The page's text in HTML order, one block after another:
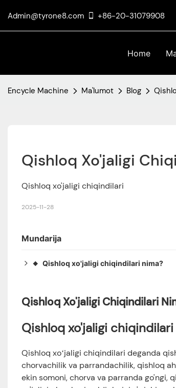
Admin@tyrone8.com +86-20-31079908
Home
Encycle Machine Ma'lumot Blog
Qishloq Xo'jaligi
Qishloq xo'jaligi chiqindilari
2025-11-28
Mundarija
◆ Qishloq xo'jaligi chiqindilari nima?
◆ Qishloq xo'jaligi chiqindilarining
Qishloq xo'jaligi chiqindilaridan
Qishloq xo'jaligi chiqindilarining
Ekin somonidan innovatsion
◆ Ko'p mamlakatlarda somondan
◆ Davolash va foydalanish
Qishloq Xo'jaligi Chiqindilari
Qishloq xo'jaligi chiqindilari
Qishloq xoʻjaligi chiqindilari deganda
chorvachilik va parrandachilik, qishloq
ekin somoni, chorva va parranda go'ngi,